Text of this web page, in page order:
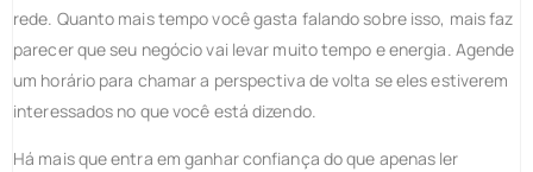
rede. Quanto mais tempo você gasta falando sobre isso, mais faz
parecer que seu negócio vai levar muito tempo e energia. Agende
um horário para chamar a perspectiva de volta se eles estiverem
interessados no que você está dizendo.
Há mais que entra em ganhar confiança do que apenas ler